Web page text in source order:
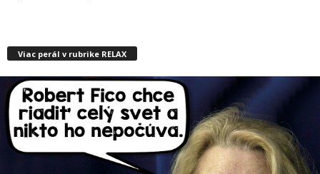
Viac perál v rubrike RELAX